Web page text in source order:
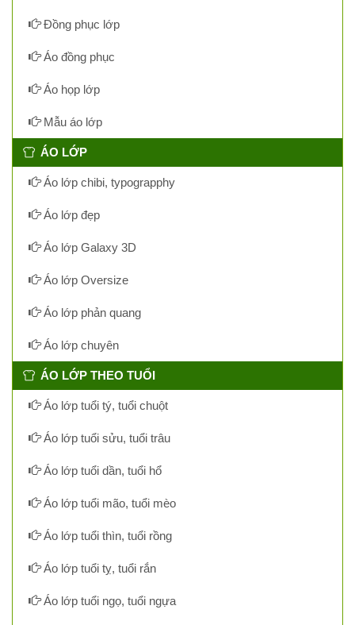
Đồng phục lớp
Áo đồng phục
Áo họp lớp
Mẫu áo lớp
ÁO LỚP
Áo lớp chibi, typograpphy
Áo lớp đẹp
Áo lớp Galaxy 3D
Áo lớp Oversize
Áo lớp phản quang
Áo lớp chuyên
ÁO LỚP THEO TUỔI
Áo lớp tuổi tý, tuổi chuột
Áo lớp tuổi sửu, tuổi trâu
Áo lớp tuổi dần, tuổi hổ
Áo lớp tuổi mão, tuổi mèo
Áo lớp tuổi thìn, tuổi rồng
Áo lớp tuổi tỵ, tuổi rắn
Áo lớp tuổi ngọ, tuổi ngựa